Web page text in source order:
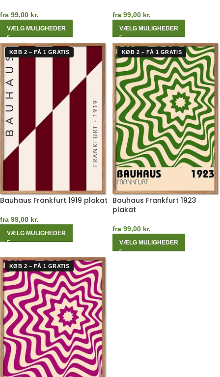
fra 99,00 kr.
VÆLG MULIGHEDER
fra 99,00 kr.
VÆLG MULIGHEDER
KØB 2 – FÅ 1 GRATIS
Bauhaus Frankfurt 1919 plakat
fra 99,00 kr.
VÆLG MULIGHEDER
KØB 2 – FÅ 1 GRATIS
Bauhaus Frankfurt 1923
plakat
fra 99,00 kr.
VÆLG MULIGHEDER
KØB 2 – FÅ 1 GRATIS